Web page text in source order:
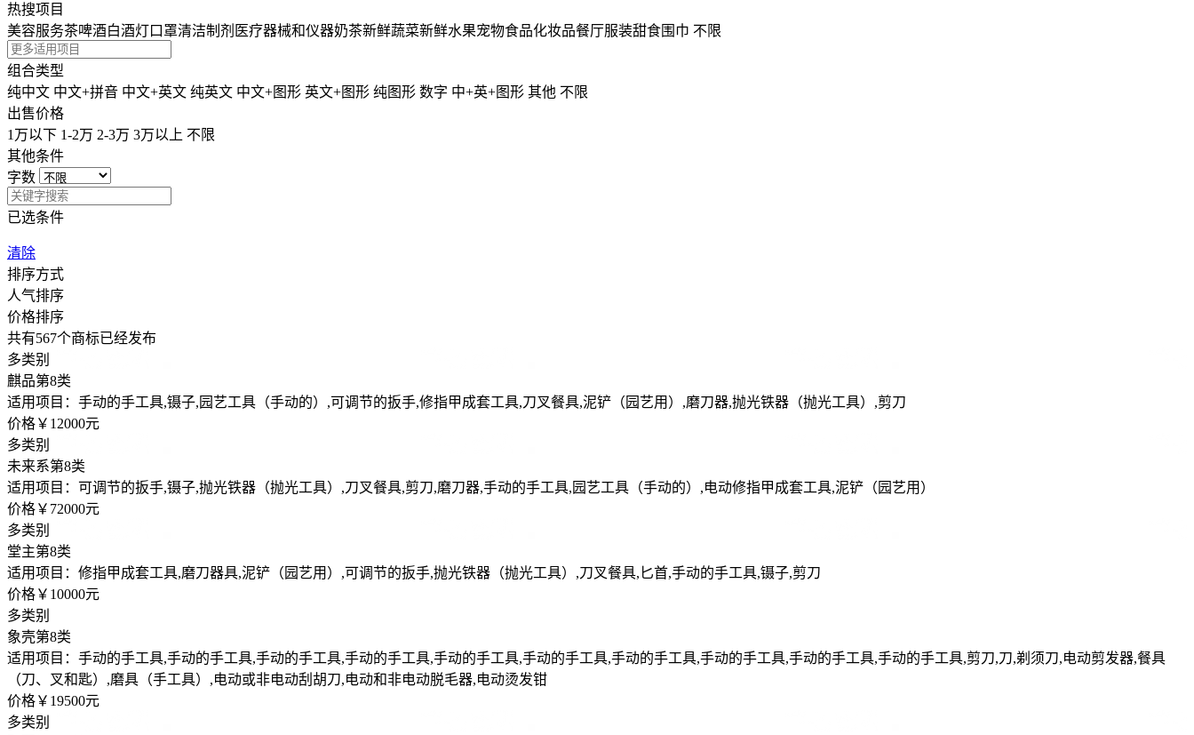
热搜项目
美容服务茶啤酒白酒灯口罩清洁制剂 医疗器械和仪器奶茶新鲜蔬菜新鲜水果宠物食品化妆品餐厅服装甜食围巾 不限
组合类型
纯中文 中文+拼音 中文+英文 纯英文 中文+图形 英文+图形 纯图形 数字 中+英+图形 其他 不限
出售价格
1万以下 1-2万 2-3万 3万以上 不限
其他条件
字数
已选条件
清除
排序方式
人气排序
价格排序
共有567个商标已经发布
多类别
麒品第8类
适用项目：手动的手工具,镊子,园艺工具（手动的）,可调节的扳手,修指甲成套工具,刀叉餐具,泥铲（园艺用）,磨刀器,抛光铁器（抛光工具）,剪刀
价格￥12000元
多类别
未来系第8类
适用项目：可调节的扳手,镊子,抛光铁器（抛光工具）,刀叉餐具,剪刀,磨刀器,手动的手工具,园艺工具（手动的）,电动修指甲成套工具,泥铲（园艺用）
价格￥72000元
多类别
堂主第8类
适用项目：修指甲成套工具,磨刀器具,泥铲（园艺用）,可调节的扳手,抛光铁器（抛光工具）,刀叉餐具,匕首,手动的手工具,镊子,剪刀
价格￥10000元
多类别
象壳第8类
适用项目：手动的手工具,手动的手工具,手动的手工具,手动的手工具,手动的手工具,手动的手工具,手动的手工具,手动的手工具,手动的手工具,手动的手工具,剪刀,刀,剃须刀,电动剪发器,餐具
（刀、叉和匙）,磨具（手工具）,电动或非电动刮胡刀,电动和非电动脱毛器,电动烫发钳
价格￥19500元
多类别